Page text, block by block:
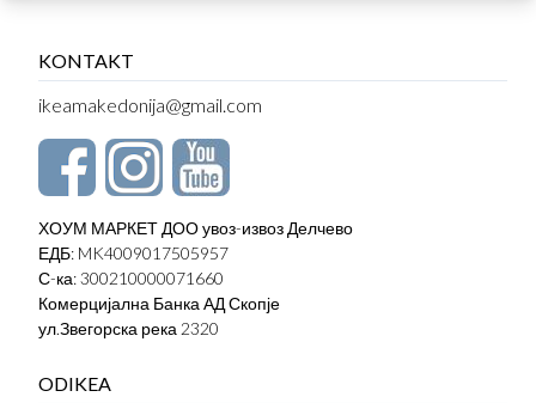
KONTAKT
ikeamakedonija@gmail.com
ХОУМ МАРКЕТ ДОО увоз-извоз Делчево
ЕДБ: MK4009017505957
С-ка: 300210000071660
Комерцијална Банка АД Скопје
ул.Звегорска река 2320
ODIKEA